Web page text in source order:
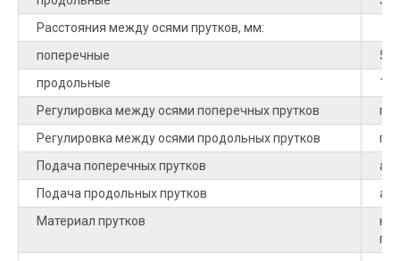
Расстояния между осями прутков, мм:
поперечные
продольные
Регулировка между осями поперечных прутков
Регулировка между осями продольных прутков
Подача поперечных прутков
Подача продольных прутков
Материал прутков